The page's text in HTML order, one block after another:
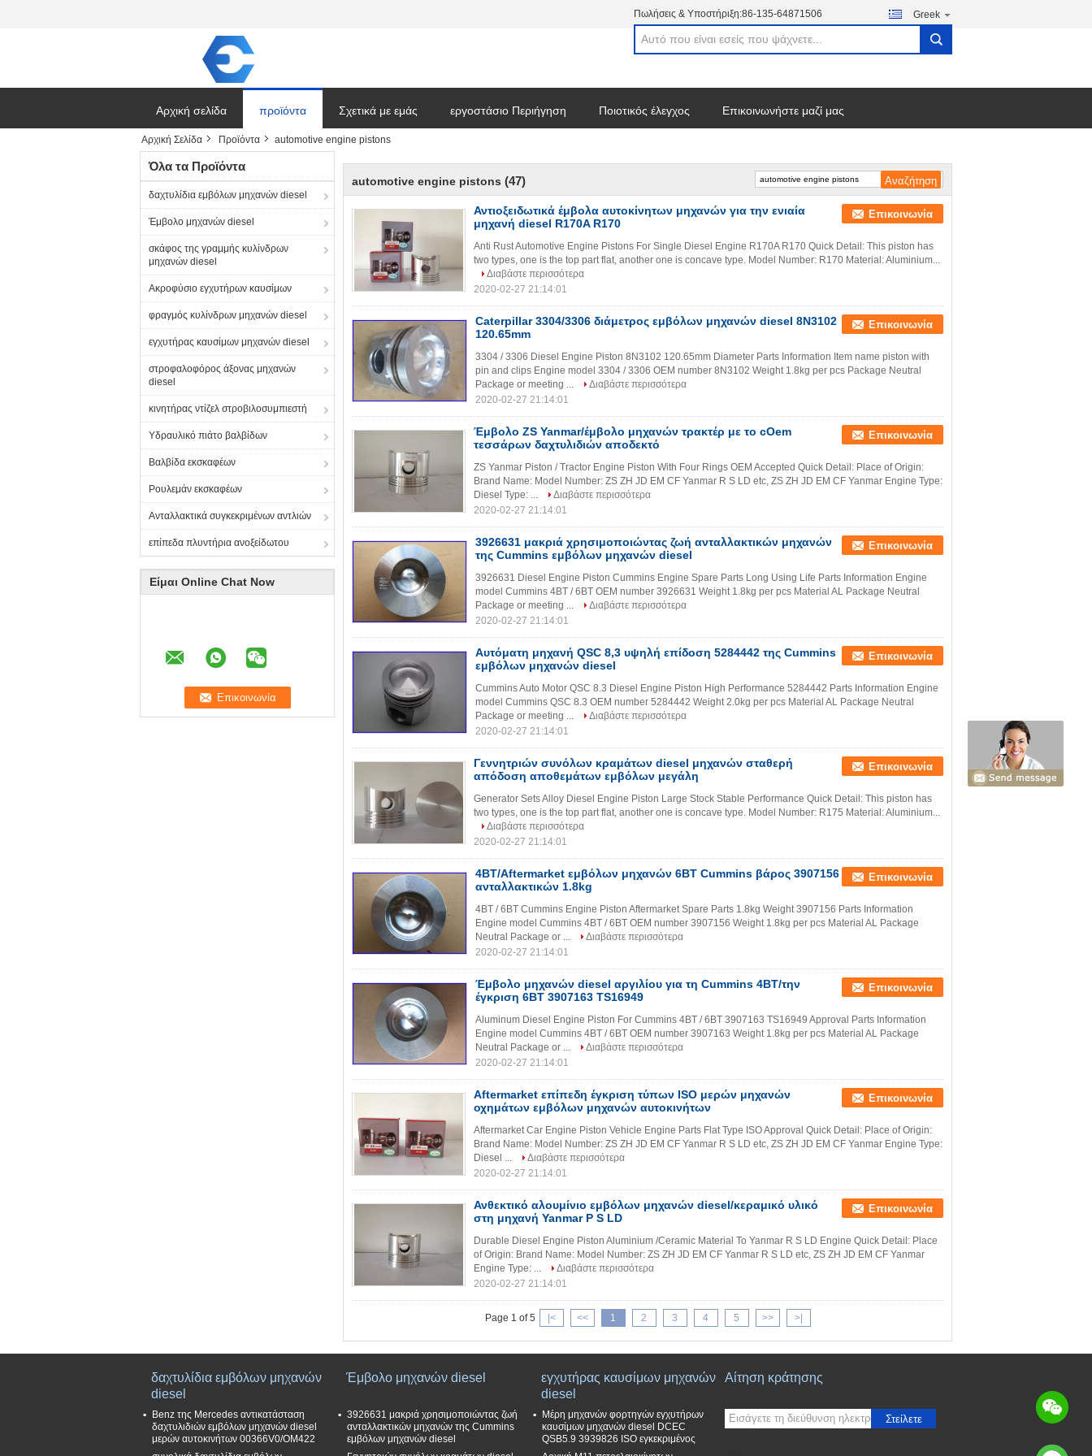
Πωλήσεις & Υποστήριξη:86-135-64871506 Greek
search
Αρχική σελίδα προϊόντα Σχετικά με εμάς εργοστάσιο Περιήγηση Ποιοτικός έλεγχος Επικοινωνήστε μαζί μας
Αρχική Σελίδα Προϊόντα automotive engine pistons
Όλα τα Προϊόντα
δαχτυλίδια εμβόλων μηχανών diesel
Έμβολο μηχανών diesel
σκάφος της γραμμής κυλίνδρων
μηχανών diesel
Ακροφύσιο εγχυτήρων καυσίμων
φραγμός κυλίνδρων μηχανών diesel
εγχυτήρας καυσίμων μηχανών diesel
στροφαλοφόρος άξονας μηχανών
diesel
κινητήρας ντίζελ στροβιλοσυμπιεστή
Υδραυλικό πιάτο βαλβίδων
Βαλβίδα εκσκαφέων
Ρουλεμάν εκσκαφέων
Ανταλλακτικά συγκεκριμένων αντλιών
επίπεδα πλυντήρια ανοξείδωτου
Είμαι Online Chat Now
automotive engine pistons (47)
Αντιοξειδωτικά έμβολα αυτοκίνητων μηχανών για την ενιαία
μηχανή diesel R170A R170
Επικοινωνία
Anti Rust Automotive Engine Pistons For Single Diesel Engine R170A R170 Quick Detail: This piston has
two types, one is the top part flat, another one is concave type. Model Number: R170 Material: Aluminium...
Διαβάστε περισσότερα
2020-02-27 21:14:01
Caterpillar 3304/3306 διάμετρος εμβόλων μηχανών diesel 8N3102
120.65mm
Επικοινωνία
3304 / 3306 Diesel Engine Piston 8N3102 120.65mm Diameter Parts Information Item name piston with
pin and clips Engine model 3304 / 3306 OEM number 8N3102 Weight 1.8kg per pcs Package Neutral
Package or meeting ...
Διαβάστε περισσότερα
2020-02-27 21:14:01
Έμβολο ZS Yanmar/έμβολο μηχανών τρακτέρ με το cOem
τεσσάρων δαχτυλιδιών αποδεκτό
Επικοινωνία
ZS Yanmar Piston / Tractor Engine Piston With Four Rings OEM Accepted Quick Detail: Place of Origin:
Brand Name: Model Number: ZS ZH JD EM CF Yanmar R S LD etc, ZS ZH JD EM CF Yanmar Engine Type:
Diesel Type: ...
Διαβάστε περισσότερα
2020-02-27 21:14:01
3926631 μακριά χρησιμοποιώντας ζωή ανταλλακτικών μηχανών
της Cummins εμβόλων μηχανών diesel
Επικοινωνία
3926631 Diesel Engine Piston Cummins Engine Spare Parts Long Using Life Parts Information Engine
model Cummins 4BT / 6BT OEM number 3926631 Weight 1.8kg per pcs Material AL Package Neutral
Package or meeting ...
Διαβάστε περισσότερα
2020-02-27 21:14:01
Αυτόματη μηχανή QSC 8,3 υψηλή επίδοση 5284442 της Cummins
εμβόλων μηχανών diesel
Επικοινωνία
Cummins Auto Motor QSC 8.3 Diesel Engine Piston High Performance 5284442 Parts Information Engine
model Cummins QSC 8.3 OEM number 5284442 Weight 2.0kg per pcs Material AL Package Neutral
Package or meeting ...
Διαβάστε περισσότερα
2020-02-27 21:14:01
Γεννητριών συνόλων κραμάτων diesel μηχανών σταθερή
απόδοση αποθεμάτων εμβόλων μεγάλη
Επικοινωνία
Generator Sets Alloy Diesel Engine Piston Large Stock Stable Performance Quick Detail: This piston has
two types, one is the top part flat, another one is concave type. Model Number: R175 Material: Aluminium...
Διαβάστε περισσότερα
2020-02-27 21:14:01
4BT/Aftermarket εμβόλων μηχανών 6BT Cummins βάρος 3907156
ανταλλακτικών 1.8kg
Επικοινωνία
4BT / 6BT Cummins Engine Piston Aftermarket Spare Parts 1.8kg Weight 3907156 Parts Information
Engine model Cummins 4BT / 6BT OEM number 3907156 Weight 1.8kg per pcs Material AL Package
Neutral Package or ...
Διαβάστε περισσότερα
2020-02-27 21:14:01
Έμβολο μηχανών diesel αργιλίου για τη Cummins 4BT/την
έγκριση 6BT 3907163 TS16949
Επικοινωνία
Aluminum Diesel Engine Piston For Cummins 4BT / 6BT 3907163 TS16949 Approval Parts Information
Engine model Cummins 4BT / 6BT OEM number 3907163 Weight 1.8kg per pcs Material AL Package
Neutral Package or ...
Διαβάστε περισσότερα
2020-02-27 21:14:01
Aftermarket επίπεδη έγκριση τύπων ISO μερών μηχανών
οχημάτων εμβόλων μηχανών αυτοκινήτων
Επικοινωνία
Aftermarket Car Engine Piston Vehicle Engine Parts Flat Type ISO Approval Quick Detail: Place of Origin:
Brand Name: Model Number: ZS ZH JD EM CF Yanmar R S LD etc, ZS ZH JD EM CF Yanmar Engine Type:
Diesel ...
Διαβάστε περισσότερα
2020-02-27 21:14:01
Ανθεκτικό αλουμίνιο εμβόλων μηχανών diesel/κεραμικό υλικό
στη μηχανή Yanmar Ρ S LD
Επικοινωνία
Durable Diesel Engine Piston Aluminium /Ceramic Material To Yanmar R S LD Engine Quick Detail: Place
of Origin: Brand Name: Model Number: ZS ZH JD EM CF Yanmar R S LD etc, ZS ZH JD EM CF Yanmar
Engine Type: ...
Διαβάστε περισσότερα
2020-02-27 21:14:01
Page 1 of 5 |< << 1 2 3 4 5 >> >|
δαχτυλίδια εμβόλων μηχανών
diesel
Benz της Mercedes αντικατάσταση
δαχτυλιδιών εμβόλων μηχανών diesel
μερών αυτοκινήτων 00366V0/OM422
Έμβολο μηχανών diesel
3926631 μακριά χρησιμοποιώντας ζωή
ανταλλακτικών μηχανών της Cummins
εμβόλων μηχανών diesel
εγχυτήρας καυσίμων μηχανών
diesel
Μέρη μηχανών φορτηγών εγχυτήρων
καυσίμων μηχανών diesel DCEC
QSB5.9 3939826 ISO εγκεκριμένος
Αίτηση κράτησης
Στείλετε